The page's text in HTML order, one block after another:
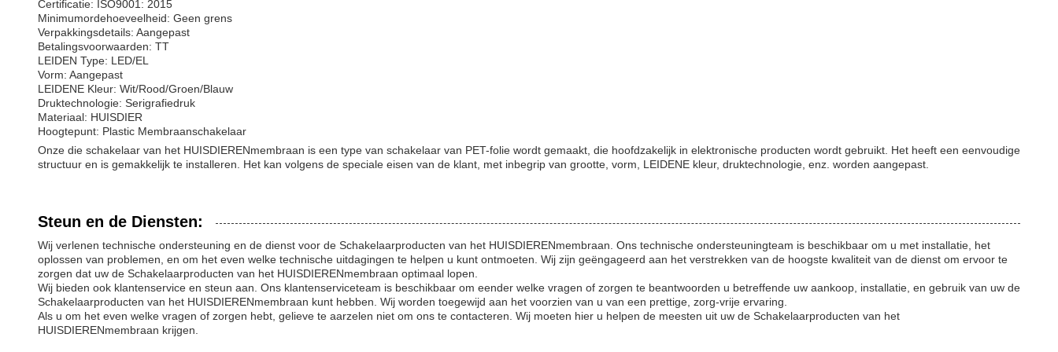
Certificatie: ISO9001: 2015
Minimumordehoeveelheid: Geen grens
Verpakkingsdetails: Aangepast
Betalingsvoorwaarden: TT
LEIDEN Type: LED/EL
Vorm: Aangepast
LEIDENE Kleur: Wit/Rood/Groen/Blauw
Druktechnologie: Serigrafiedruk
Materiaal: HUISDIER
Hoogtepunt: Plastic Membraanschakelaar
Onze die schakelaar van het HUISDIERENmembraan is een type van schakelaar van PET-folie wordt gemaakt, die hoofdzakelijk in elektronische producten wordt gebruikt. Het heeft een eenvoudige
structuur en is gemakkelijk te installeren. Het kan volgens de speciale eisen van de klant, met inbegrip van grootte, vorm, LEIDENE kleur, druktechnologie, enz. worden aangepast.
Steun en de Diensten:
Wij verlenen technische ondersteuning en de dienst voor de Schakelaarproducten van het HUISDIERENmembraan. Ons technische ondersteuningteam is beschikbaar om u met installatie, het
oplossen van problemen, en om het even welke technische uitdagingen te helpen u kunt ontmoeten. Wij zijn geëngageerd aan het verstrekken van de hoogste kwaliteit van de dienst om ervoor te
zorgen dat uw de Schakelaarproducten van het HUISDIERENmembraan optimaal lopen.
Wij bieden ook klantenservice en steun aan. Ons klantenserviceteam is beschikbaar om eender welke vragen of zorgen te beantwoorden u betreffende uw aankoop, installatie, en gebruik van uw de
Schakelaarproducten van het HUISDIERENmembraan kunt hebben. Wij worden toegewijd aan het voorzien van u van een prettige, zorg-vrije ervaring.
Als u om het even welke vragen of zorgen hebt, gelieve te aarzelen niet om ons te contacteren. Wij moeten hier u helpen de meesten uit uw de Schakelaarproducten van het
HUISDIERENmembraan krijgen.